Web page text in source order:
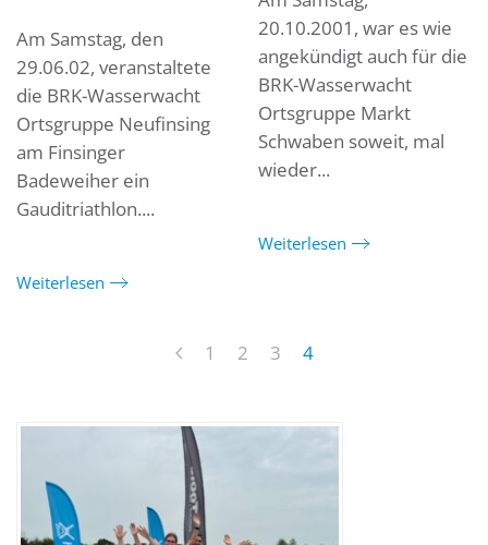
Am Samstag, den
29.06.02, veranstaltete
die BRK-Wasserwacht
Ortsgruppe Neufinsing
am Finsinger
Badeweiher ein
Gauditriathlon....
Weiterlesen
20.10.2001, war es wie
angekündigt auch für die
BRK-Wasserwacht
Ortsgruppe Markt
Schwaben soweit, mal
wieder...
Weiterlesen
1 2 3 4